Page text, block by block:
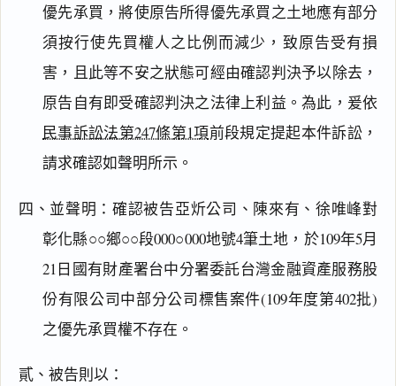
優先承買，將使原告所得優先承買之土地應有部分
須按行使先買權人之比例而減少，致原告受有損
害，且此等不安之狀態可經由確認判決予以除去，
原告自有即受確認判決之法律上利益。為此，爰依
民事訴訟法第247條第1項前段規定提起本件訴訟，
請求確認如聲明所示。
四、並聲明：確認被告亞炘公司、陳來有、徐唯峰對
彰化縣○○鄉○○段000○000地號4筆土地，於109年5月
21日國有財產署台中分署委託台灣金融資產服務股
份有限公司中部分公司標售案件(109年度第402批)
之優先承買權不存在。
貳、被告則以：